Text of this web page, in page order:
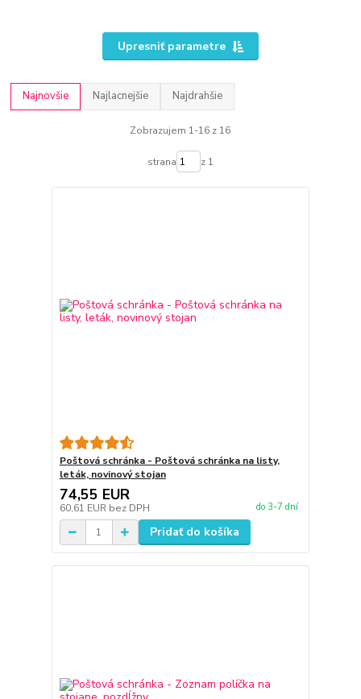
Upresniť parametre
Najnovšie Najlacnejšie Najdrahšie
Zobrazujem 1-16 z 16
strana z 1
Poštová schránka - Poštová schránka na listy,
leták, novinový stojan
74,55 EUR
60,61 EUR bez DPH do 3-7 dní
Pridať do košíka